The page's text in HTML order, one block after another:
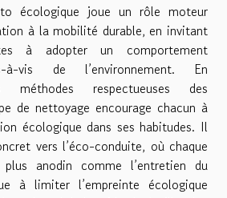
écologique joue un rôle moteur
à la mobilité durable, en invitant
à adopter un comportement
à-vis de l’environnement. En
méthodes respectueuses des
de nettoyage encourage chacun à
écologique dans ses habitudes. Il
vers l’éco-conduite, où chaque
anodin comme l’entretien du
à limiter l’empreinte écologique